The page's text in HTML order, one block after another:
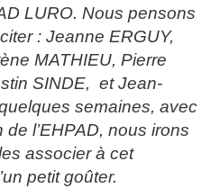
LURO. Nous pensons
: Jeanne ERGUY,
MATHIEU, Pierre
SINDE, et Jean-
semaines, avec
de l’EHPAD, nous irons
associer à cet
petit goûter.